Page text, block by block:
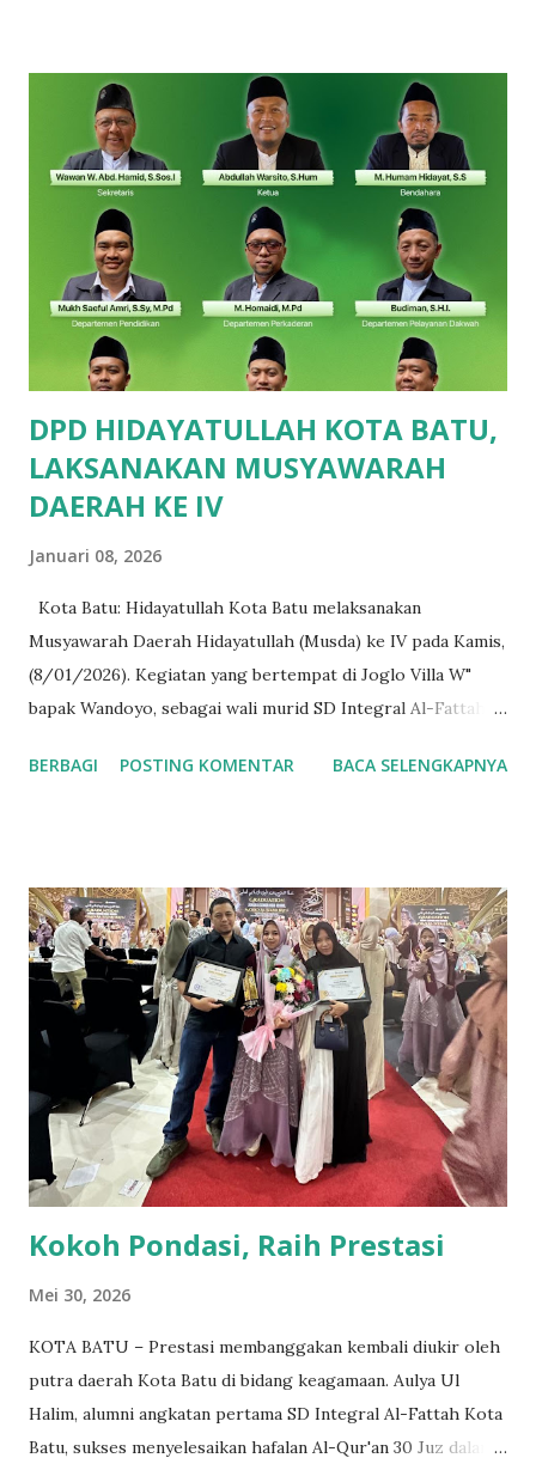
Ustadz, dan 4 Ustadzah. Usaha tidak menghianati hasil,
alhamdulillah atas izin Allah Siswa/i SDIA panen 25 medali
dari 44 finalis, dengan rincian sebagai berikut : bidang
Matematika peraih Perunggu , Mauza Hafidz (Kelas 1),
Attarayan (Kelas 1), Alfareezi Farzan (Kelas 2), Aqila Zahra
(Kelas 5) dan Emas, Adillia Sinar (Kelas 4). Pada bidang
Bahasa Inggris peraih Perunggu , ananda Gavin Arsenia
(Kelas 2), Sandra Qirani (Kelas 3), Arfadhia Farhan (Kelas 4),
Nadhif Maulana Tsaqif (Kela...
DPD HIDAYATULLAH KOTA BATU,
LAKSANAKAN MUSYAWARAH
DAERAH KE IV
Januari 08, 2026
Kota Batu: Hidayatullah Kota Batu melaksanakan
Musyawarah Daerah Hidayatullah (Musda) ke IV pada Kamis,
(8/01/2026). Kegiatan yang bertempat di Joglo Villa W"
bapak Wandoyo, sebagai wali murid SD Integral Al-Fattah,
"Demi dakwah dan perjuangan Islam saya persilahkan Villa
naungan DPD Hidayatullah diantaranya, YPI Al-Fattah,
Ma'had Hidayatullah Kota Batu (Mahaba) dan MI Alam
Luqmanul Hakim (Millah). Hadir pula pada kegiatan ini
Anggota Murabbi Wilayah Hidayatullah Jawa Timur yang
diwikili oleh Ustadz Baihaqi Abdullah Wahib, LC dan
Pengurus Wilayah Hidayatullah Jawa Timur Ustadz Abdullah
Ridho A. Adapun tema yang diangkat pada Musda ke IV kali
ini adalah "Meneguhkan Jatidiri, Menumbuhkan Kemandirian
& Menebar Kebermanfa'atan...
BERBAGI POSTING KOMENTAR BACA SELENGKAPNYA
Kokoh Pondasi, Raih Prestasi
Mei 30, 2026
KOTA BATU – Prestasi membanggakan kembali diukir oleh
putra daerah Kota Batu di bidang keagamaan. Aulya Ul
Halim, alumni angkatan pertama SD Integral Al-Fattah Kota
Batu, sukses menyelesaikan hafalan Al-Qur'an 30 Juz dalam